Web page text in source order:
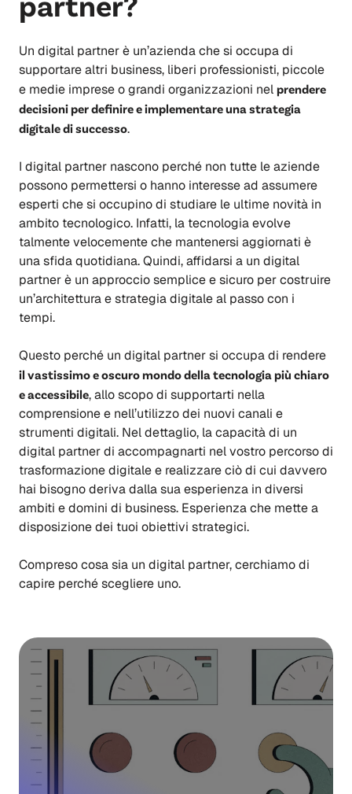
Un digital partner è un’azienda che si occupa di
supportare altri business, liberi professionisti, piccole
e medie imprese o grandi organizzazioni nel prendere
decisioni per definire e implementare una strategia
digitale di successo.
I digital partner nascono perché non tutte le aziende
possono permettersi o hanno interesse ad assumere
esperti che si occupino di studiare le ultime novità in
ambito tecnologico. Infatti, la tecnologia evolve
talmente velocemente che mantenersi aggiornati è
una sfida quotidiana. Quindi, affidarsi a un digital
partner è un approccio semplice e sicuro per costruire
un’architettura e strategia digitale al passo con i
tempi.
Questo perché un digital partner si occupa di rendere
il vastissimo e oscuro mondo della tecnologia più chiaro
e accessibile, allo scopo di supportarti nella
comprensione e nell’utilizzo dei nuovi canali e
strumenti digitali. Nel dettaglio, la capacità di un
digital partner di accompagnarti nel vostro percorso di
trasformazione digitale e realizzare ciò di cui davvero
hai bisogno deriva dalla sua esperienza in diversi
ambiti e domini di business. Esperienza che mette a
disposizione dei tuoi obiettivi strategici.
Compreso cosa sia un digital partner, cerchiamo di
capire perché scegliere uno.